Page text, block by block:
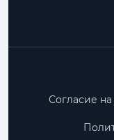
Согласие